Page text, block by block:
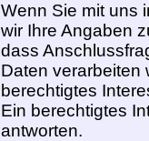
Wenn Sie mit uns
wir Ihre Angaben
dass
Daten verarbeiten
berechtigtes
Ein berechtigtes
antworten.